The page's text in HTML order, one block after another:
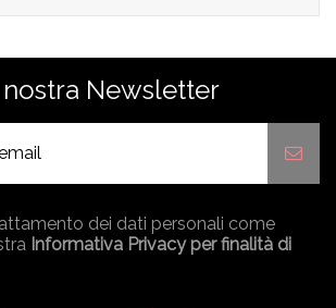
Newsletter
dei dati personali come
Informativa Privacy per finalità di